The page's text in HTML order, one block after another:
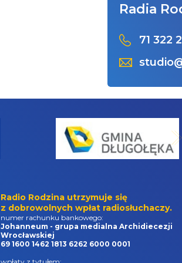
Radia
71 322
Radio Rodzina utrzymuje się
z dobrowolnych wpłat radiosłuchaczy.
numer rachunku bankowego:
Johanneum - grupa medialna Archidiecezji
Wrocławskiej
69 1600 1462 1813 6262 6000 0001